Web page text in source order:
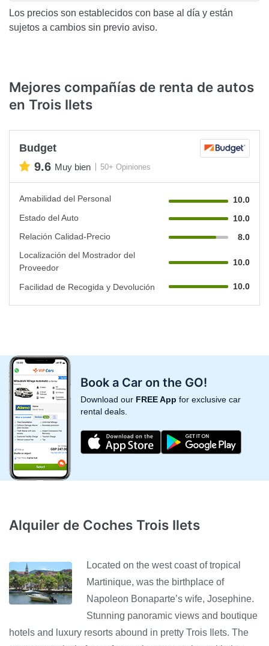
Los precios son establecidos con base al día y están
sujetos a cambios sin previo aviso.
Mejores compañías de renta de autos
en Trois Ilets
Budget
9.6 Muy bien 50+ Opiniones
Amabilidad del Personal
10.0
Estado del Auto
10.0
Relación Calidad-Precio
8.0
Localización del Mostrador del
Proveedor
10.0
Facilidad de Recogida y Devolución 10.0
Book a Car on the GO!
Download our FREE App for exclusive car
rental deals.
Alquiler de Coches Trois Ilets
Located on the west coast of tropical
Martinique, was the birthplace of
Napoleon Bonaparte’s wife, Josephine.
Stunning panoramic views and boutique
hotels and luxury resorts abound in pretty Trois Ilets. The